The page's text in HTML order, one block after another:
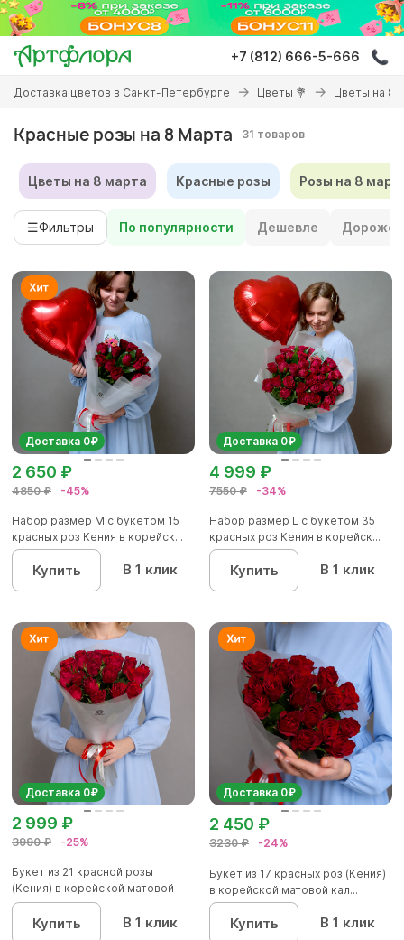
Перейти
основному
содержанию
+7 (812) 666-5-666
Вы
здесь
Доставка цветов в Санкт-Петербурге Цветы 💐 Цветы на 8
Красные розы на 8 Марта 31 товаров
Цветы на 8 марта Красные розы Розы на 8
☰Фильтры По популярности Дешевле Дороже
Доставка 0₽
4850 ₽ -45%
2 650 ₽
Набор размер M с букетом 15
красных роз Кения в корейск...
Купить В 1 клик
Доставка 0₽
7550 ₽ -34%
4 999 ₽
Набор размер L с букетом 35
красных роз Кения в корейск...
Купить В 1 клик
Доставка 0₽
3990 ₽ -25%
2 999 ₽
Букет из 21 красной розы
(Кения) в корейской матовой
ка...
Купить В 1 клик
Доставка 0₽
3230 ₽ -24%
2 450 ₽
Букет из 17 красных роз (Кения)
в корейской матовой кал...
Купить В 1 клик